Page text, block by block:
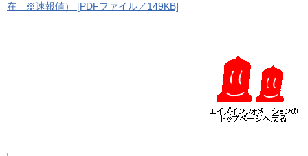
在 ※速報値） [PDFファイル／149KB]